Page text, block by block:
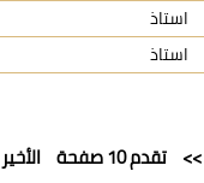
استاذ
استاذ
>> تقدم 10 صفحة الأخير